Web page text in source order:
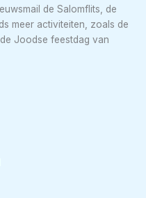
de Salomflits, de
meer activiteiten, zoals de
Joodse feestdag van